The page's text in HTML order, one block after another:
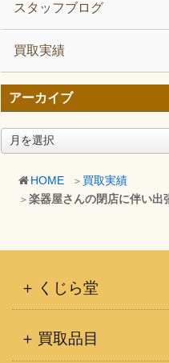
HOME
買取実績
楽器屋さんの閉店に伴い
スタッフブログ
買取実績
アーカイブ
ア
ー
くじら堂
買取品目